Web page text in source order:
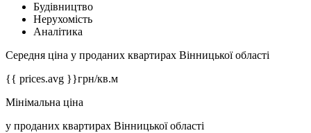
Будівництво
Нерухомість
Аналітика
Середня ціна у проданих квартирах Вінницької області
{{ prices.avg }}грн/кв.м
Мінімальна ціна
у проданих квартирах Вінницької області